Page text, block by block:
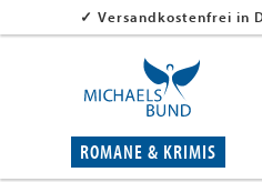
✓ Versandkostenfrei in
ROMANE & KRIMIS